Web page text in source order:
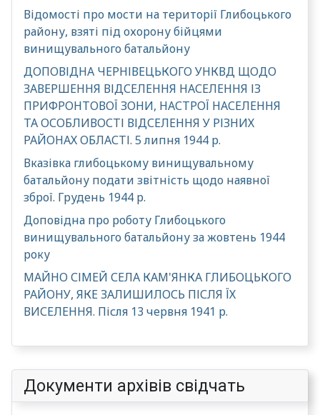
Документи архівів свідчать
Відомості про мости на території Глибоцького
району, взяті під охорону бійцями
винищувального батальйону
ДОПОВІДНА ЧЕРНІВЕЦЬКОГО УНКВД ЩОДО
ЗАВЕРШЕННЯ ВІДСЕЛЕННЯ НАСЕЛЕННЯ ІЗ
ПРИФРОНТОВОЇ ЗОНИ, НАСТРОЇ НАСЕЛЕННЯ
ТА ОСОБЛИВОСТІ ВІДСЕЛЕННЯ У РІЗНИХ
РАЙОНАХ ОБЛАСТІ. 5 липня 1944 р.
Вказівка глибоцькому винищувальному
батальйону подати звітність щодо наявної
зброї. Грудень 1944 р.
Доповідна про роботу Глибоцького
винищувального батальйону за жовтень 1944
року
МАЙНО СІМЕЙ СЕЛА КАМ'ЯНКА ГЛИБОЦЬКОГО
РАЙОНУ, ЯКЕ ЗАЛИШИЛОСЬ ПІСЛЯ ЇХ
ВИСЕЛЕННЯ. Після 13 червня 1941 р.